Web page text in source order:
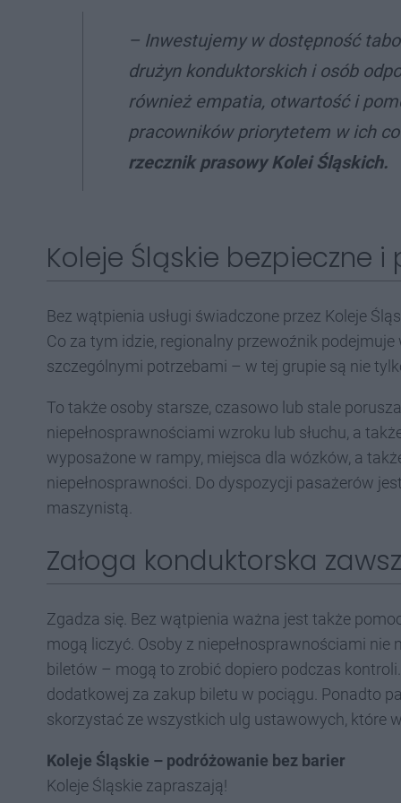
– Inwestujemy w dostępność
drużyn konduktorskich i osób
również empatia, otwartość i
pracowników priorytetem w ich
rzecznik prasowy Kolei Śląskich.
Koleje Śląskie bezpieczne
Bez wątpienia usługi świadczone przez Koleje
Co za tym idzie, regionalny przewoźnik
szczególnymi potrzebami – w tej grupie są nie
To także osoby starsze, czasowo lub stale
niepełnosprawnościami wzroku lub słuchu, a
wyposażone w rampy, miejsca dla wózków, a
niepełnosprawności. Do dyspozycji pasażerów
maszynistą.
Załoga konduktorska
Zgadza się. Bez wątpienia ważna jest także
mogą liczyć. Osoby z niepełnosprawnościami
biletów – mogą to zrobić dopiero podczas
dodatkowej za zakup biletu w pociągu. Ponadto
skorzystać ze wszystkich ulg ustawowych, które
Koleje Śląskie – podróżowanie bez barier
Koleje Śląskie zapraszają!